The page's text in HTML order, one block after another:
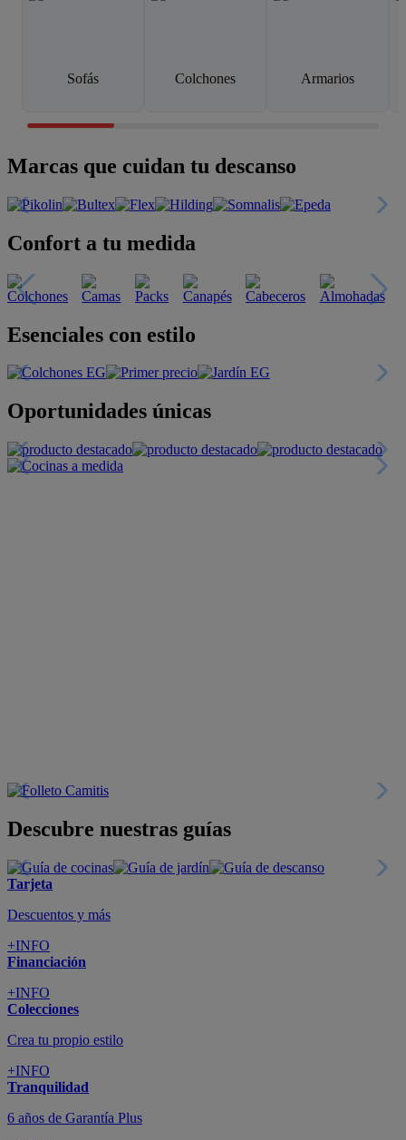
Sofás Colchones Armarios
Marcas que cuidan tu descanso
Confort a tu medida
Esenciales con estilo
Oportunidades únicas
Descubre nuestras guías
Tarjeta
Descuentos y más
+INFO
Financiación
+INFO
Colecciones
Crea tu propio estilo
+INFO
Tranquilidad
6 años de Garantía Plus